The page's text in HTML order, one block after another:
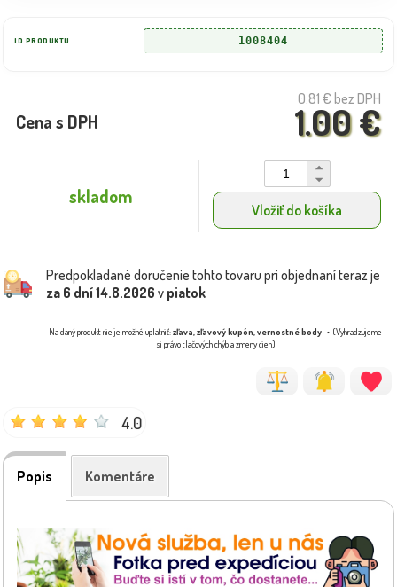
ID PRODUKTU 1008404
0.81 € bez DPH
1.00 €
Cena s DPH
skladom
Vložiť do košíka
Predpokladané doručenie tohto tovaru pri objednaní teraz je
za 6 dní14.8.2026 v piatok
Na daný produkt nie je možné uplatniť:zľava, zľavový kupón, vernostné body
(Vyhradzujeme
si právo tlačových chýb a zmeny cien)
4.0
Popis Komentáre